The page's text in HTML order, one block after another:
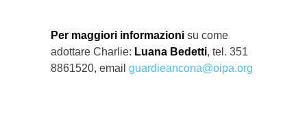
Per maggiori informazioni su come
adottare Charlie: Luana Bedetti, tel. 351
8861520, email guardieancona@oipa.org